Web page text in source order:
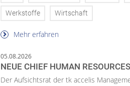
Werkstoffe Wirtschaft
Mehr erfahren
05.08.2026
NEUE CHIEF HUMAN
Der Aufsichtsrat der tk accelis